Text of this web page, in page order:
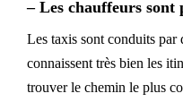
– Les chauffeurs sont
Les taxis sont conduits par
connaissent très bien les
trouver le chemin le plus